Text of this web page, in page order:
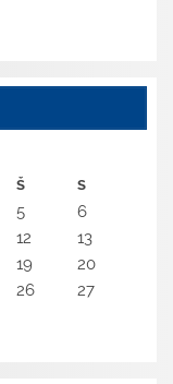
Š S
5
6
12
13
19
20
26
27